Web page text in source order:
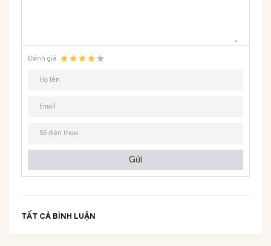
Đánh giá
Gửi
TẤT CẢ BÌNH LUẬN